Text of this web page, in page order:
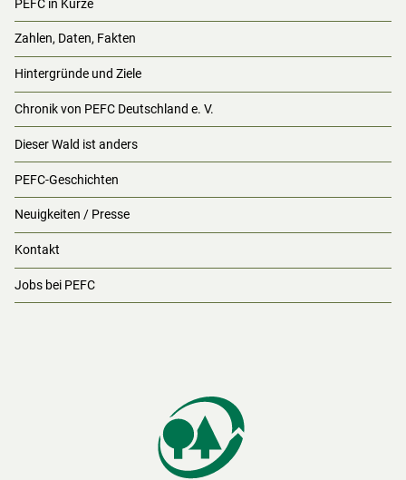
PEFC in Kürze
Zahlen, Daten, Fakten
Hintergründe und Ziele
Chronik von PEFC Deutschland e. V.
Dieser Wald ist anders
PEFC-Geschichten
Neuigkeiten / Presse
Kontakt
Jobs bei PEFC